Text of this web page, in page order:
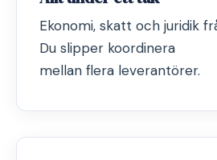
Ekonomi, skatt och juridik
Du slipper koordinera
mellan flera leverantörer.